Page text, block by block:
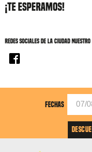
¡TE ESPERAMOS!
Redes sociales de La ciudad
FECHAS